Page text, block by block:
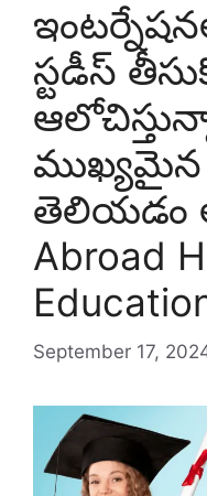
స్టడీస్
తెలియడం
Abroad
September 17,